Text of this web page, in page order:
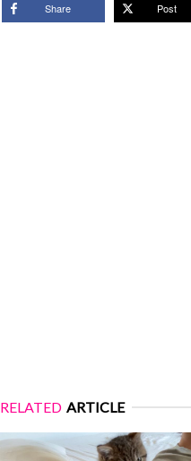
Share Post
RELATED ARTICLE